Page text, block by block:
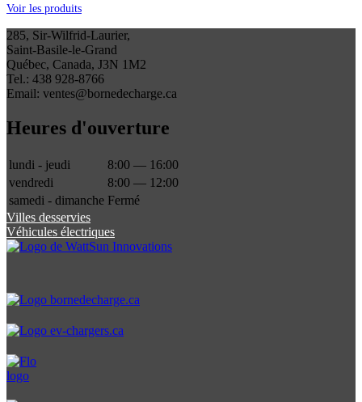
Voir les produits
285, Sir-Wilfrid-Laurier,
Saint-Basile-le-Grand
Québec, Canada, J3N 1M2
Tel.: 438 928-8766
Email: ventes@bornedecharge.ca
Heures d'ouverture
lundi - jeudi
8:00 — 16:00
vendredi
8:00 — 12:00
samedi - dimanche Fermé
Villes desservies
Véhicules électriques